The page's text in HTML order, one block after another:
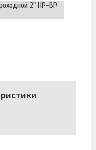
2" НР-ВР